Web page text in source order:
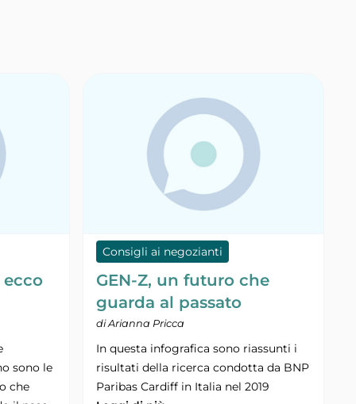
sono le
che
Consigli ai negozianti
GEN-Z, un futuro che
guarda al passato
di Arianna Pricca
In questa infografica sono riassunti i
risultati della ricerca condotta da BNP
Paribas Cardiff in Italia nel 2019